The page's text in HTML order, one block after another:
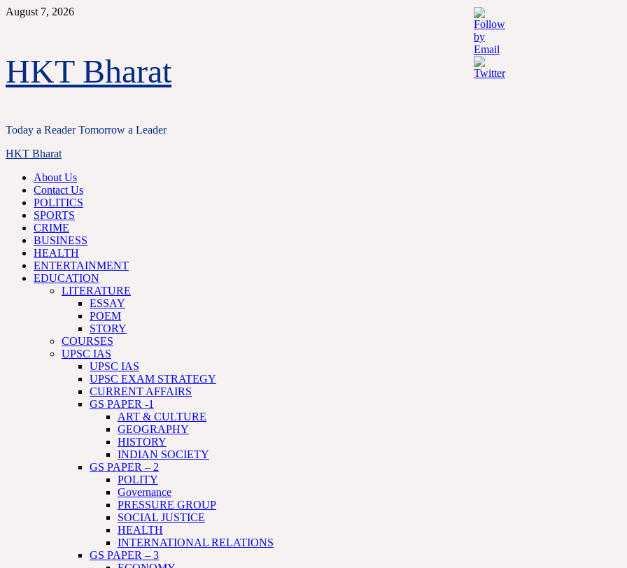
Skip
August 7, 2026
HKT Bharat
Today a Reader Tomorrow a Leader
Primary
HKT Bharat
About Us
Contact Us
POLITICS
SPORTS
CRIME
BUSINESS
HEALTH
ENTERTAINMENT
EDUCATION
LITERATURE
ESSAY
POEM
STORY
COURSES
UPSC IAS
UPSC IAS
UPSC EXAM STRATEGY
CURRENT AFFAIRS
GS PAPER -1
ART & CULTURE
GEOGRAPHY
HISTORY
INDIAN SOCIETY
GS PAPER – 2
POLITY
Governance
PRESSURE GROUP
SOCIAL JUSTICE
HEALTH
INTERNATIONAL RELATIONS
GS PAPER – 3